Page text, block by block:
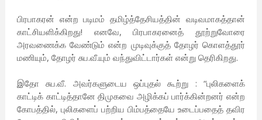
பிரபாகரன் என்ற படிமம் தமிழ்த்தேசியத்தின் வடிவமாகத்தான்
காட்சியளிக்கிறது! எனவே, பிரபாகரனைத் தூற்றுவோரை
அரவணைக்க வேண்டும் என்ற முடிவுக்குத் தோழர் கொளத்தூர்
மணியும், தோழர் சுப.வீ.யும் வந்துவிட்டார்கள் என்று தெரிகிறது.
இதோ சுப.வீ. அவர்களுடைய ஒப்புதல் கூற்று : “புலிகளைக்
காட்டிக் காட்டித்தானே திமுகவை அழிக்கப் பார்க்கின்றனர் என்ற
கோபத்தில், புலிகளைப் பற்றிய பிம்பத்தையே உடைப்பதைத் தவிர